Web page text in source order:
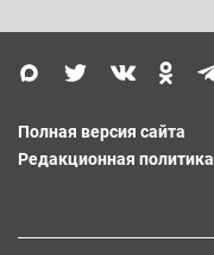
Полная версия сайта
Редакционная политика